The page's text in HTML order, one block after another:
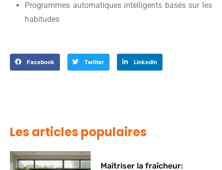
Programmes automatiques intelligents basés sur les
habitudes
Facebook Twitter LinkedIn
Les articles populaires
Maîtriser la fraîcheur: